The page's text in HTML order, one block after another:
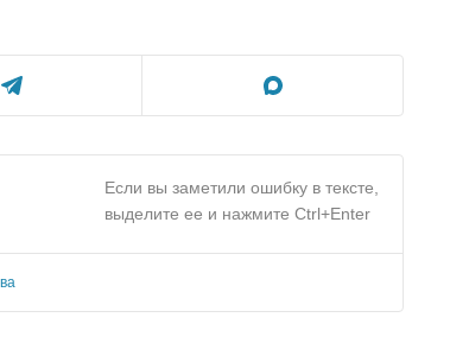
Если вы заметили ошибку в тексте,
выделите ее и нажмите Ctrl+Enter